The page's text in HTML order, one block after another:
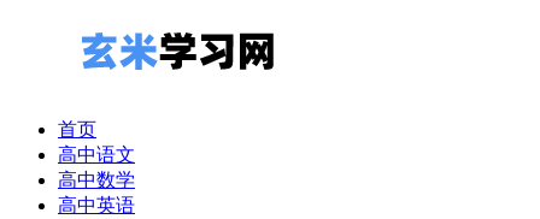
首页
高中语文
高中数学
高中英语